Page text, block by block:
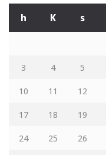
h K s
3
4 5
10
11 12
17
18 19
24
25 26